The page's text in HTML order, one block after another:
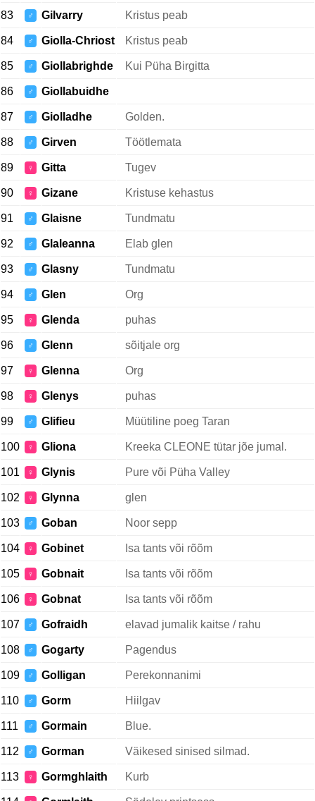
83 ♂ Gilvarry Kristus peab
84 ♂ Giolla-Chriost Kristus peab
85 ♂ Giollabrighde Kui Püha Birgitta
86 ♂ Giollabuidhe
87 ♂ Giolladhe Golden.
88 ♂ Girven Töötlemata
89 ♀ Gitta Tugev
90 ♀ Gizane Kristuse kehastus
91 ♂ Glaisne Tundmatu
92 ♂ Glaleanna Elab glen
93 ♂ Glasny Tundmatu
94 ♂ Glen Org
95 ♀ Glenda puhas
96 ♂ Glenn sõitjale org
97 ♀ Glenna Org
98 ♀ Glenys puhas
99 ♂ Glifieu Müütiline poeg Taran
100 ♀ Gliona Kreeka CLEONE tütar jõe jumal.
101 ♀ Glynis Pure või Püha Valley
102 ♀ Glynna glen
103 ♂ Goban Noor sepp
104 ♀ Gobinet Isa tants või rõõm
105 ♀ Gobnait Isa tants või rõõm
106 ♀ Gobnat Isa tants või rõõm
107 ♂ Gofraidh elavad jumalik kaitse / rahu
108 ♂ Gogarty Pagendus
109 ♂ Golligan Perekonnanimi
110 ♂ Gorm Hiilgav
111 ♂ Gormain Blue.
112 ♂ Gorman Väikesed sinised silmad.
113 ♀ Gormghlaith Kurb